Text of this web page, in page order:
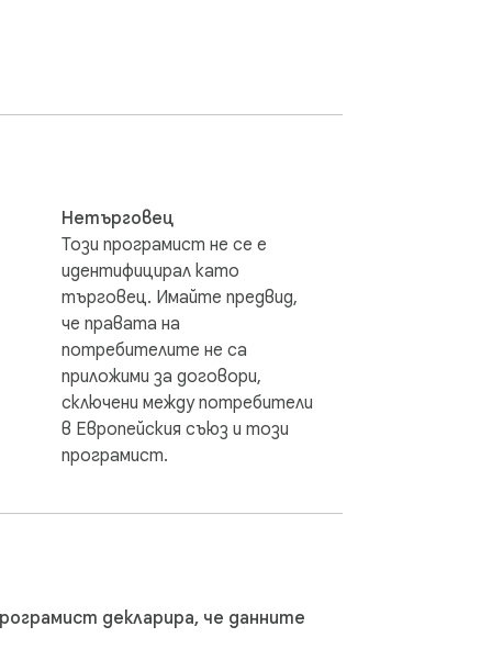
Нетърговец
Този програмист не се е
идентифицирал като
търговец. Имайте предвид,
че правата на
потребителите не са
приложими за договори,
сключени между потребители
в Европейския съюз и този
програмист.
декларира, че данните